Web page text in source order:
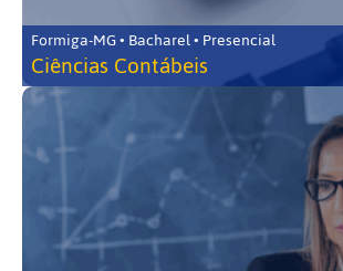
Formiga-MG • Bacharel • Presencial
Ciências Contábeis